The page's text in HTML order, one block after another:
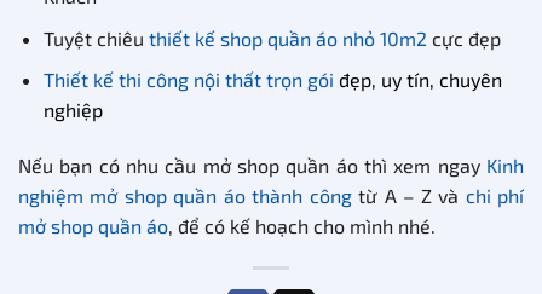
Tuyệt chiêu thiết kế shop quần áo nhỏ 10m2 cực đẹp
Thiết kế thi công nội thất trọn gói đẹp, uy tín, chuyên
nghiệp
Nếu bạn có nhu cầu mở shop quần áo thì xem ngay Kinh
nghiệm mở shop quần áo thành côngtừ A – Z và chi phí
mở shop quần áo, để có kế hoạch cho mình nhé.